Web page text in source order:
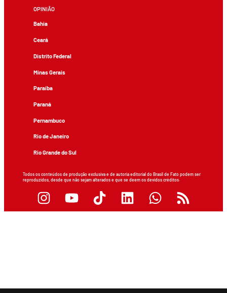
OPINIÃO
Bahia
Ceará
Distrito Federal
Minas Gerais
Paraíba
Paraná
Pernambuco
Rio de Janeiro
Rio Grande do Sul
Todos os conteúdos de produção exclusiva e de autoria editorial do Brasil de Fato podem ser
reproduzidos, desde que não sejam alterados e que se deem os devidos créditos.